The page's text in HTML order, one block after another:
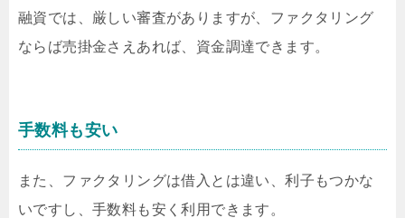
融資では、厳しい審査がありますが、ファクタリング
ならば売掛金さえあれば、資金調達できます。
手数料も安い
また、ファクタリングは借入とは違い、利子もつかな
いですし、手数料も安く利用できます。